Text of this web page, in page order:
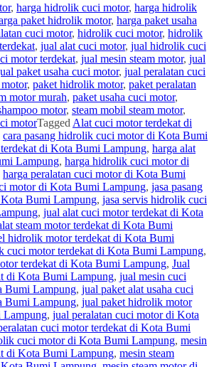
, harga hidrolik cuci motor, harga hidrolik
paket hidrolik motor, harga paket usaha
cuci motor, hidrolik cuci motor, hidrolik
, jual alat cuci motor, jual hidrolik cuci
motor terdekat, jual mesin steam motor, jual
paket usaha cuci motor, jual peralatan cuci
, paket hidrolik motor, paket peralatan
motor murah, paket usaha cuci motor,
motor, steam mobil steam motor,
motorTagged Alat cuci motor terdekat di
cara pasang hidrolik cuci motor di Kota Bumi
di Kota Bumi Lampung, harga alat
Lampung, harga hidrolik cuci motor di
harga peralatan cuci motor di Kota Bumi
motor di Kota Bumi Lampung, jasa pasang
Bumi Lampung, jasa servis hidrolik cuci
, jual alat cuci motor terdekat di Kota
steam motor terdekat di Kota Bumi
hidrolik motor terdekat di Kota Bumi
cuci motor terdekat di Kota Bumi Lampung,
terdekat di Kota Bumi Lampung, Jual
di Kota Bumi Lampung, jual mesin cuci
Bumi Lampung, jual paket alat usaha cuci
Bumi Lampung, jual paket hidrolik motor
Lampung, jual peralatan cuci motor di Kota
cuci motor terdekat di Kota Bumi
cuci motor di Kota Bumi Lampung, mesin
di Kota Bumi Lampung, mesin steam